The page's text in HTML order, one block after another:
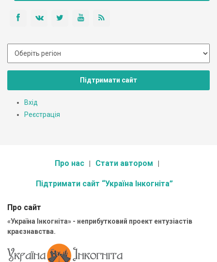
Підтримати сайт
Вхід
Реєстрація
Про нас Стати автором
Підтримати сайт “Україна Інкогніта”
Про сайт
«Україна Інкогніта» - неприбутковий проект ентузіастів
краєзнавства.